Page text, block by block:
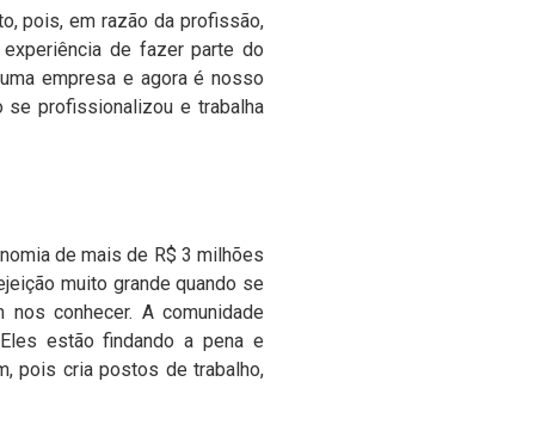
pois, em razão da profissão,
de fazer parte do
empresa e agora é nosso
se profissionalizou e trabalha
de mais de R$ 3 milhões
muito grande quando se
conhecer. A comunidade
estão findando a pena e
pois cria postos de trabalho,